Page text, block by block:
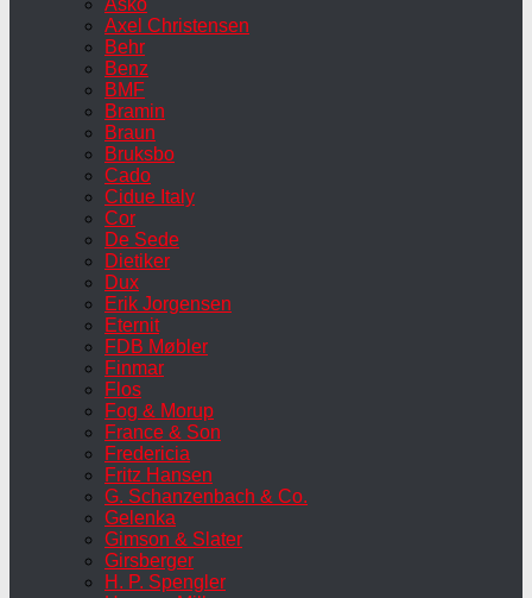
Axel Christensen
Behr
Benz
BMF
Bramin
Braun
Bruksbo
Cado
Cidue Italy
Cor
De Sede
Dietiker
Dux
Erik Jorgensen
Eternit
FDB Møbler
Finmar
Flos
Fog & Morup
France & Son
Fredericia
Fritz Hansen
G. Schanzenbach & Co.
Gelenka
Gimson & Slater
Girsberger
H. P. Spengler